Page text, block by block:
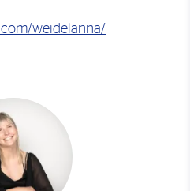
weidelanna/